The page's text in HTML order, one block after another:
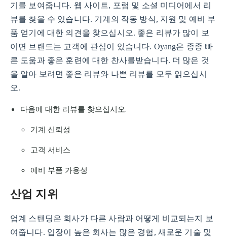
기를 보여줍니다. 웹 사이트, 포럼 및 소셜 미디어에서 리
뷰를 찾을 수 있습니다. 기계의 작동 방식, 지원 및 예비 부
품 얻기에 대한 의견을 찾으십시오. 좋은 리뷰가 많이 보
이면 브랜드는 고객에 관심이 있습니다. Oyang은 종종 빠
른 도움과 좋은 훈련에 대한 찬사를받습니다. 더 많은 것
을 알아 보려면 좋은 리뷰와 나쁜 리뷰를 모두 읽으십시
오.
다음에 대한 리뷰를 찾으십시오.
기계 신뢰성
고객 서비스
예비 부품 가용성
산업 지위
업계 스탠딩은 회사가 다른 사람과 어떻게 비교되는지 보
여줍니다. 입장이 높은 회사는 많은 경험, 새로운 기술 및